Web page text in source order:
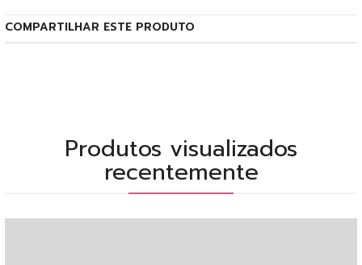
COMPARTILHAR ESTE PRODUTO
Produtos visualizados
recentemente